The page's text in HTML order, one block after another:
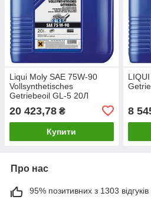
Liqui Moly SAE 75W-90
Vollsynthetisches
Getriebeoil GL-5 20Л
20 423,78 ₴
Купити
8
Про нас
95% позитивних з 1303 відгуків